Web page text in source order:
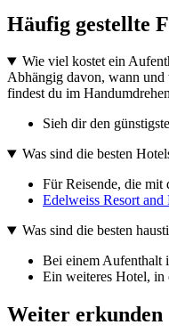
Häufig gestellte
Wie viel kostet ein
Abhängig davon, wann und
findest du im
Sieh dir den
Was sind die besten
Für Reisende, die mit
Edelweiss Resort and
Was sind die besten
Bei einem Aufenthalt
Ein weiteres Hotel, in
Weiter erkunden